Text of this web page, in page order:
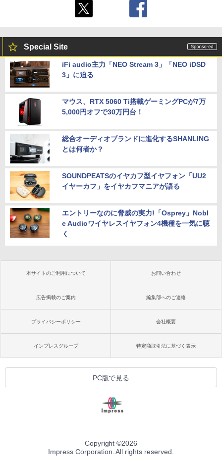
Special Site
iFi audio主力「NEO Stream 3」「NEO iDSD
3」に迫る
マウス、RTX 5060 Ti搭載ゲーミングPCが7万
5,000円オフで30万円台！
総合オーディオブランドに進化するSHANLING
とは何者か？
SOUNDPEATSのイヤカフ型イヤフォン「UU2
イヤーカフ」をイヤカフマニアが語る
エントリーなのに脅威の実力!「Osprey」Nobl
e Audioワイヤレスイヤフォン4機種を一気に聴
く
本サイトのご利用について お問い合わせ
広告掲載のご案内 編集部へのご連絡
プライバシーポリシー 会社概要
インプレスグループ 特定商取引法に基づく表示
PC版で見る
Copyright ©2026
Impress Corporation. All rights reserved.